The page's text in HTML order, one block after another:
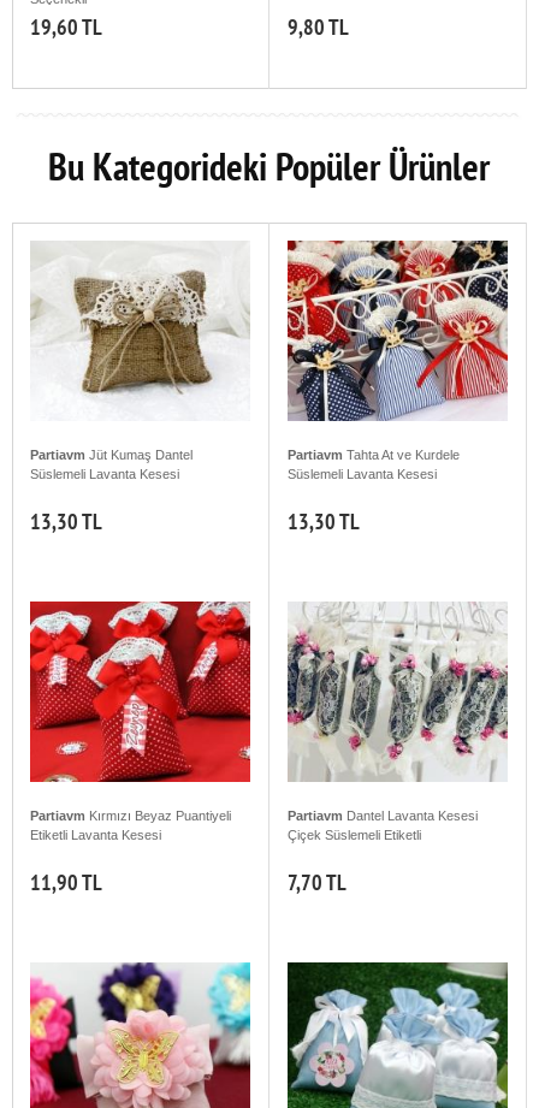
19,60 TL 9,80 TL
Bu Kategorideki Popüler Ürünler
Partiavm Jüt Kumaş Dantel
Süslemeli Lavanta Kesesi
13,30 TL
Partiavm Tahta At ve Kurdele
Süslemeli Lavanta Kesesi
13,30 TL
Partiavm Kırmızı Beyaz Puantiyeli
Etiketli Lavanta Kesesi
11,90 TL
Partiavm Dantel Lavanta Kesesi
Çiçek Süslemeli Etiketli
7,70 TL